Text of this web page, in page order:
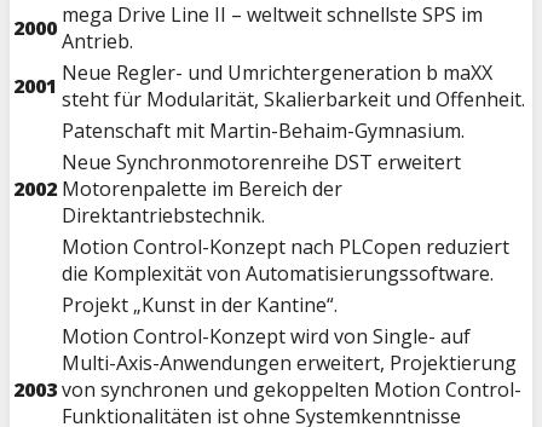
2000 mega Drive Line II – weltweit schnellste SPS im
Antrieb.
2001 Neue Regler- und Umrichtergeneration b maXX
steht für Modularität, Skalierbarkeit und Offenheit.
Patenschaft mit Martin-Behaim-Gymnasium.
2002
Neue Synchronmotorenreihe DST erweitert
Motorenpalette im Bereich der
Direktantriebstechnik.
Motion Control-Konzept nach PLCopen reduziert
die Komplexität von Automatisierungssoftware.
Projekt „Kunst in der Kantine“.
2003
Motion Control-Konzept wird von Single- auf
Multi-Axis-Anwendungen erweitert, Projektierung
von synchronen und gekoppelten Motion Control-
Funktionalitäten ist ohne Systemkenntnisse